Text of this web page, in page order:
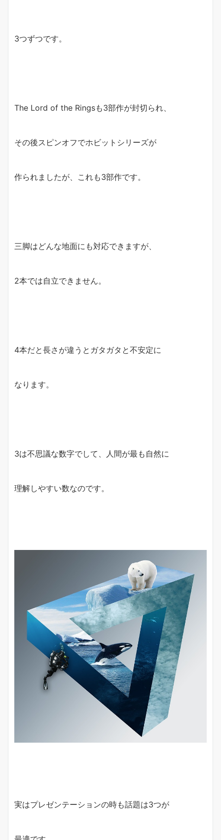
3つずつです。
The Lord of the Ringsも3部作が封切られ、
その後スピンオフでホビットシリーズが
作られましたが、これも3部作です。
三脚はどんな地面にも対応できますが、
2本では自立できません。
4本だと長さが違うとガタガタと不安定に
なります。
3は不思議な数字でして、人間が最も自然に
理解しやすい数なのです。
実はプレゼンテーションの時も話題は3つが